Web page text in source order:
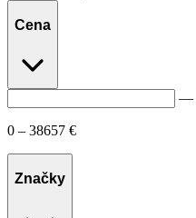
Cena
—
0 – 38657 €
Značky